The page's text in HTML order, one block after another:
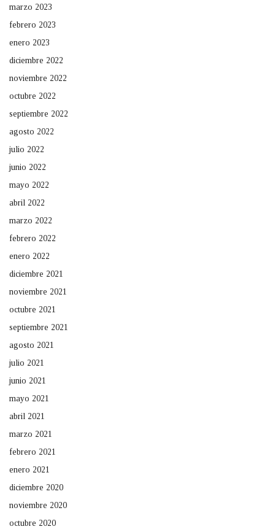
marzo 2023
febrero 2023
enero 2023
diciembre 2022
noviembre 2022
octubre 2022
septiembre 2022
agosto 2022
julio 2022
junio 2022
mayo 2022
abril 2022
marzo 2022
febrero 2022
enero 2022
diciembre 2021
noviembre 2021
octubre 2021
septiembre 2021
agosto 2021
julio 2021
junio 2021
mayo 2021
abril 2021
marzo 2021
febrero 2021
enero 2021
diciembre 2020
noviembre 2020
octubre 2020